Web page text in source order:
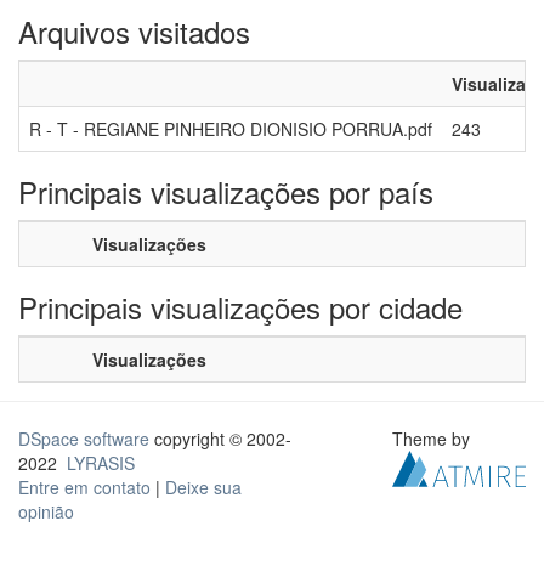
Arquivos visitados
R - T - REGIANE PINHEIRO DIONISIO PORRUA.pdf
243
Principais visualizações por país
Visualizações
Principais visualizações por cidade
Visualizações
DSpace software copyright © 2002-
2022 LYRASIS
Entre em contato | Deixe sua
opinião
Theme by